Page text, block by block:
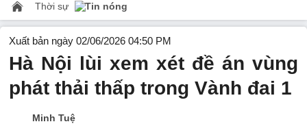
Thời sự Tin nóng
Xuất bản ngày 02/06/2026 04:50 PM
Hà Nội lùi xem xét đề án vùng
phát thải thấp trong Vành đai 1
Minh Tuệ